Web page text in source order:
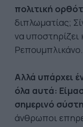
πολιτική
διπλωματίας;
να υποστηρίζει
Ρεπουμπλικάνο.
Αλλά υπάρχει
όλα αυτά:
σημερινό
άνθρωποι